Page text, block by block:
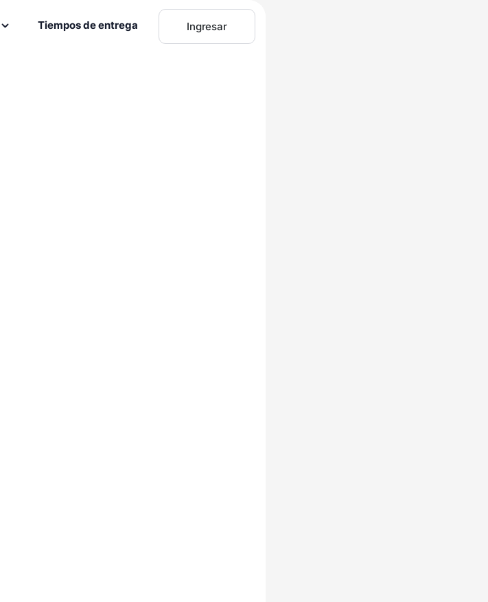
Tiempos de entrega Ingresar